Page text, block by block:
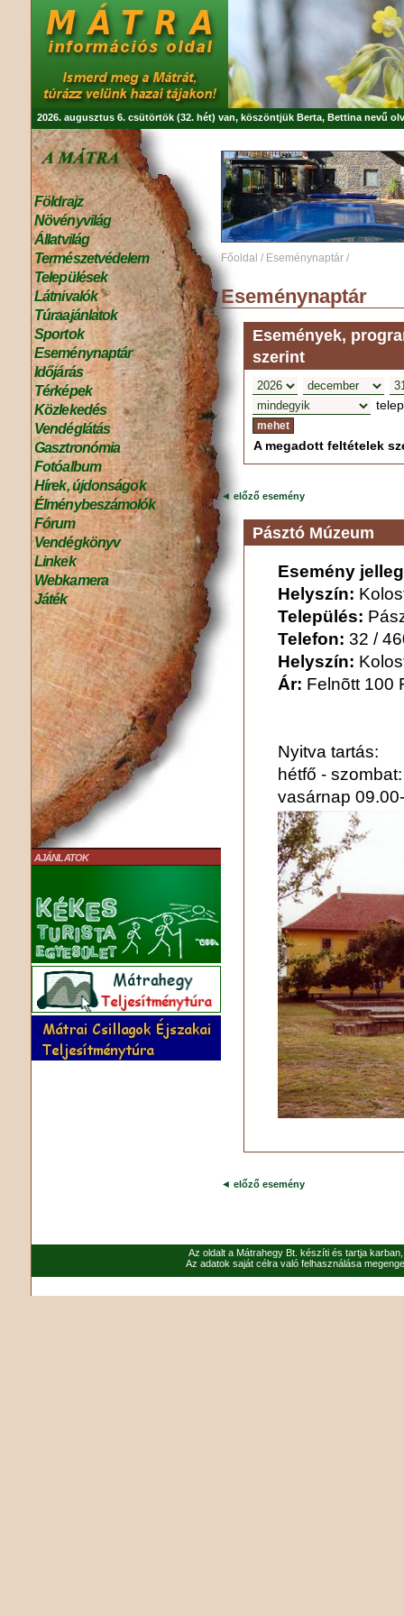
2026. augusztus 6. csütörtök (32. hét) van, köszöntjük Berta, Bettina nevű
Földrajz
Növényvilág
Állatvilág
Természetvédelem
Települések
Látnivalók
Túraajánlatok
Sportok
Eseménynaptár
Időjárás
Térképek
Közlekedés
Vendéglátás
Gasztronómia
Fotóalbum
Hírek, újdonságok
Élménybeszámolók
Fórum
Vendégkönyv
Linkek
Webkamera
Játék
AJÁNLATOK
Főoldal / Eseménynaptár /
Eseménynaptár
Események,
szerint
A megadott feltételek
◄ előző esemény
Pásztó Múzeum
Esemény
Helyszín:
Település:
Telefon: 32 /
Helyszín:
Ár: Felnõtt 100
Nyitva tartás:
hétfő -
vasárnap
◄ előző esemény
Az oldalt a Mátrahegy Bt. készíti és tartja
Az adatok saját célra való felhasználása